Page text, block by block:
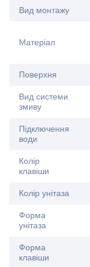
Вид монтажу
Матеріал
Поверхня
Вид системи
змиву
Підключення
води
Колір
клавіши
Колір унітаза
Форма
унітаза
Форма
клавіши